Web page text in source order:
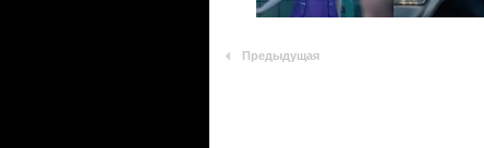
Предыдущая